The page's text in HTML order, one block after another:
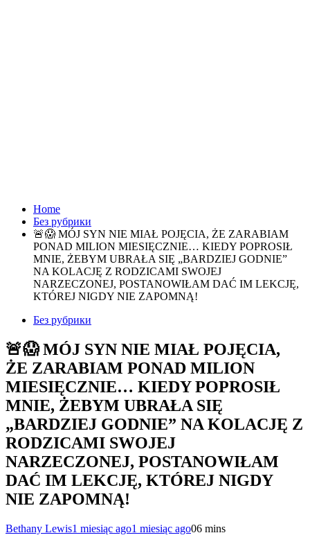
Home
Без рубрики
🚨😱 MÓJ SYN NIE MIAŁ POJĘCIA, ŻE ZARABIAM
PONAD MILION MIESIĘCZNIE… KIEDY POPROSIŁ
MNIE, ŻEBYM UBRAŁA SIĘ „BARDZIEJ GODNIE”
NA KOLACJĘ Z RODZICAMI SWOJEJ
NARZECZONEJ, POSTANOWIŁAM DAĆ IM LEKCJĘ,
KTÓREJ NIGDY NIE ZAPOMNĄ!
Без рубрики
🚨😱 MÓJ SYN NIE MIAŁ POJĘCIA,
ŻE ZARABIAM PONAD MILION
MIESIĘCZNIE… KIEDY POPROSIŁ
MNIE, ŻEBYM UBRAŁA SIĘ
„BARDZIEJ GODNIE” NA KOLACJĘ Z
RODZICAMI SWOJEJ
NARZECZONEJ, POSTANOWIŁAM
DAĆ IM LEKCJĘ, KTÓREJ NIGDY
NIE ZAPOMNĄ!
Bethany Lewis1 miesiąc ago1 miesiąc ago06 mins